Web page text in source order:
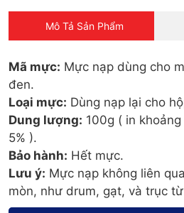
Mô Tả Sản Phẩm
Mã mực: Mực nạp dùng cho
Loại mực:
Dung lượng: 100g ( in
Bảo hành:
Lưu ý: Mực nạp không liên
mòn, như drum, gạt, và trục